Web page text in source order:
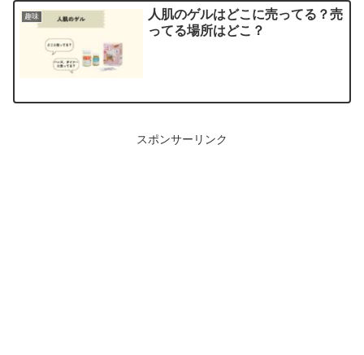
趣味
人肌のゲルはどこに売ってる？売
ってる場所はどこ？
スポンサーリンク